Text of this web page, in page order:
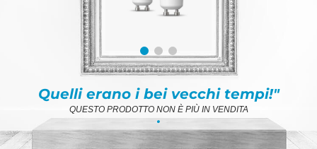
Quelli erano i bei vecchi tempi!"
QUESTO PRODOTTO NON È PIÙ IN VENDITA
.